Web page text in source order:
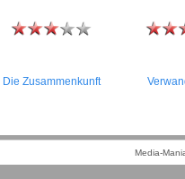
Die Zusammenkunft
Media-